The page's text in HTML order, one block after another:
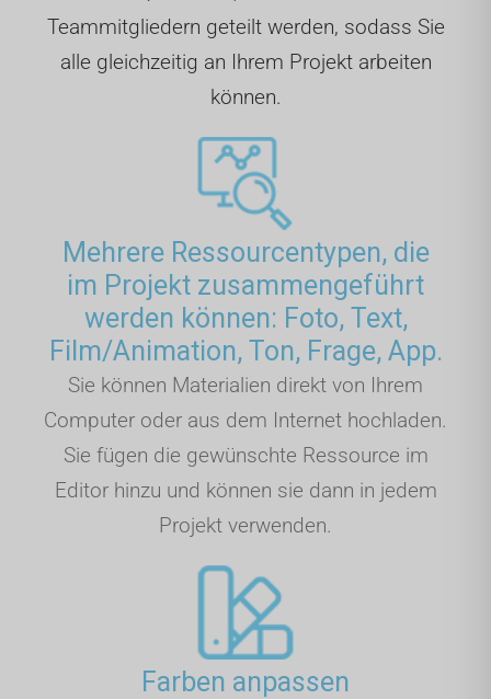
Teammitgliedern geteilt werden, sodass Sie
alle gleichzeitig an Ihrem Projekt arbeiten
können.
Mehrere Ressourcentypen, die
im Projekt zusammengeführt
werden können: Foto, Text,
Film/Animation, Ton, Frage, App.
Sie können Materialien direkt von Ihrem
Computer oder aus dem Internet hochladen.
Sie fügen die gewünschte Ressource im
Editor hinzu und können sie dann in jedem
Projekt verwenden.
Farben anpassen